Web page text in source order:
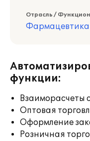
Отрасль /
Фармацевтика
функции:
Взаиморасчеты
Оптовая
Оформление
Розничная